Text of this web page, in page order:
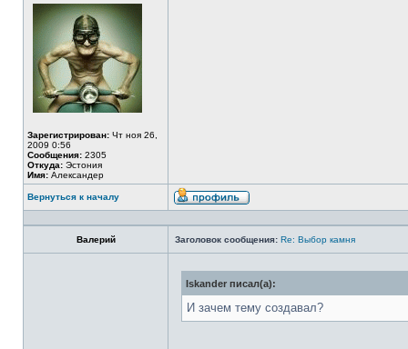
Зарегистрирован: Чт ноя 26,
2009 0:56
Сообщения: 2305
Откуда: Эстония
Имя: Александер
Вернуться к началу
Валерий Заголовок сообщения: Re: Выбор камня
Iskander писал(а):
И зачем тему создавал?